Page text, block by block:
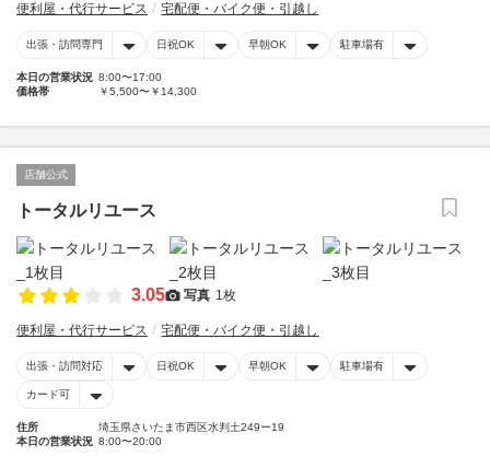
便利屋・代行サービス 宅配便・バイク便・引越し
出張・訪問専門 日祝OK 早朝OK 駐車場有
本日の営業状況 8:00〜17:00
価格帯
￥5,500〜￥14,300
店舗公式
トータルリユース
3.05 写真 1枚
便利屋・代行サービス 宅配便・バイク便・引越し
出張・訪問対応 日祝OK 早朝OK 駐車場有
カード可
住所
埼玉県さいたま市西区水判土249ー19
本日の営業状況 8:00〜20:00